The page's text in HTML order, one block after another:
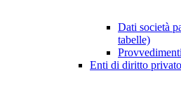
Dati società
tabelle)
Provvedimenti
Enti di diritto